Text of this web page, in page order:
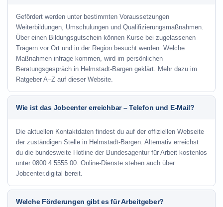
Gefördert werden unter bestimmten Voraussetzungen
Weiterbildungen, Umschulungen und Qualifizierungsmaßnahmen.
Über einen Bildungsgutschein können Kurse bei zugelassenen
Trägern vor Ort und in der Region besucht werden. Welche
Maßnahmen infrage kommen, wird im persönlichen
Beratungsgespräch in Helmstadt-Bargen geklärt. Mehr dazu im
Ratgeber A–Z auf dieser Website.
Wie ist das Jobcenter erreichbar – Telefon und E-Mail?
Die aktuellen Kontaktdaten findest du auf der offiziellen Webseite
der zuständigen Stelle in Helmstadt-Bargen. Alternativ erreichst
du die bundesweite Hotline der Bundesagentur für Arbeit kostenlos
unter 0800 4 5555 00. Online-Dienste stehen auch über
Jobcenter.digital bereit.
Welche Förderungen gibt es für Arbeitgeber?